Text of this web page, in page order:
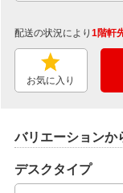
配送の状況により 1階軒
お気に入り
バリエーションか
デスクタイプ